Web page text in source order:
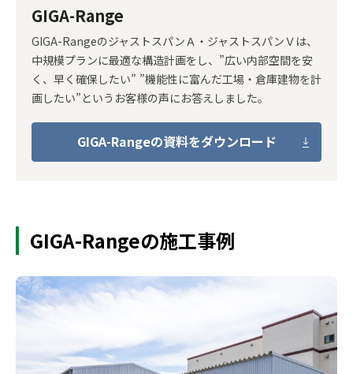
GIGA-Range
GIGA-RangeのジャストスパンＡ・ジャストスパンＶは、
中規模プランに最適な構造計画をし、”広い内部空間を安
く、早く確保したい” ”機能性に富んだ工場・倉庫建物を計
画したい”というお客様の声にお答えしました。
GIGA-Rangeの資料をダウンロード
GIGA-Rangeの施工事例